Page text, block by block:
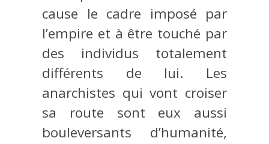
cause le cadre imposé par
l’empire et à être touché par
des individus totalement
différents de lui. Les
anarchistes qui vont croiser
sa route sont eux aussi
bouleversants d’humanité,